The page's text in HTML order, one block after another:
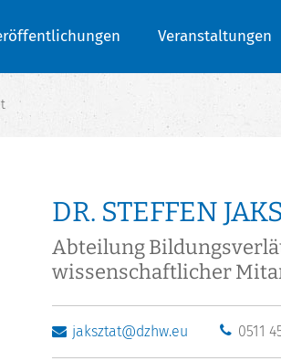
Veranstaltungen
DR. STEFFEN
Abteilung
wissenschaftlicher
jaksztat@dzhw.eu 0511